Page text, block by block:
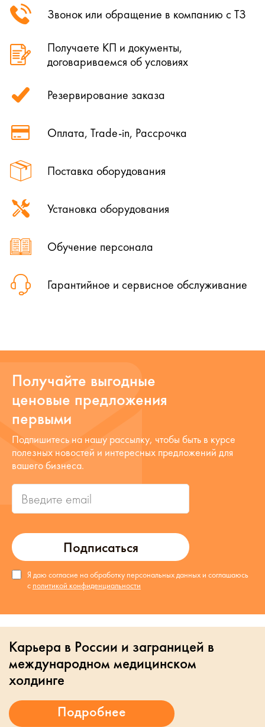
Звонок или обращение в компанию с ТЗ
Поставка оборудования
Получаете КП и документы,
договариваемся об условиях
Установка оборудования
Резервирование заказа
Обучение персонала
Оплата, Trade-in, Рассрочка
Гарантийное и сервисное обслуживание
Получайте выгодные
ценовые предложения
первыми
Подписаться
Подпишитесь на нашу рассылку, чтобы быть в курсе
полезных новостей и интересных предложений для
вашего бизнеса.
Я даю согласие на обработку персональных данных и соглашаюсь
с политикой конфиденциальности
Карьера в России и заграницей в
международном медицинском
холдинге